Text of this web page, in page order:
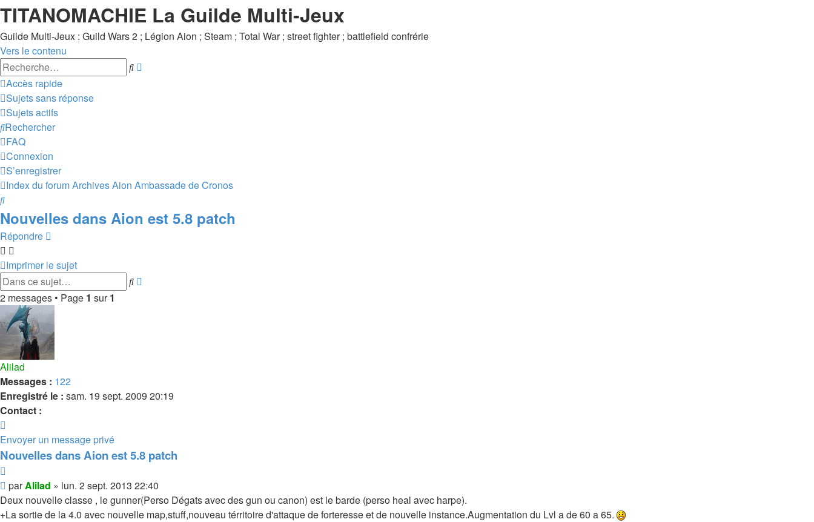
TITANOMACHIE La Guilde Multi-Jeux
Guilde Multi-Jeux : Guild Wars 2 ; Légion Aion ; Steam ; Total War ; street fighter ; battlefield confrérie
Vers le contenu
Rechercher
Accès rapide
Sujets sans réponse
Sujets actifs
Rechercher
FAQ
Connexion
S’enregistrer
Index du forumArchivesAion Ambassade de Cronos
Rechercher
Nouvelles dans Aion est 5.8 patch
Répondre
Imprimer le sujet
Rechercher
2 messages • Page 1 sur1
Alilad
Messages : 122
Enregistré le : sam. 19 sept. 2009 20:19
Contact :
Alilad
Envoyer un message privé
Nouvelles dans Aion est 5.8 patch
Message
parAlilad » lun. 2 sept. 2013 22:40
Deux nouvelle classe , le gunner(Perso Dégats avec des gun ou canon) est le barde (perso heal avec harpe).
+La sortie de la 4.0 avec nouvelle map,stuff,nouveau térritoire d'attaque de forteresse et de nouvelle instance.Augmentation du Lvl a de 60 a 65.